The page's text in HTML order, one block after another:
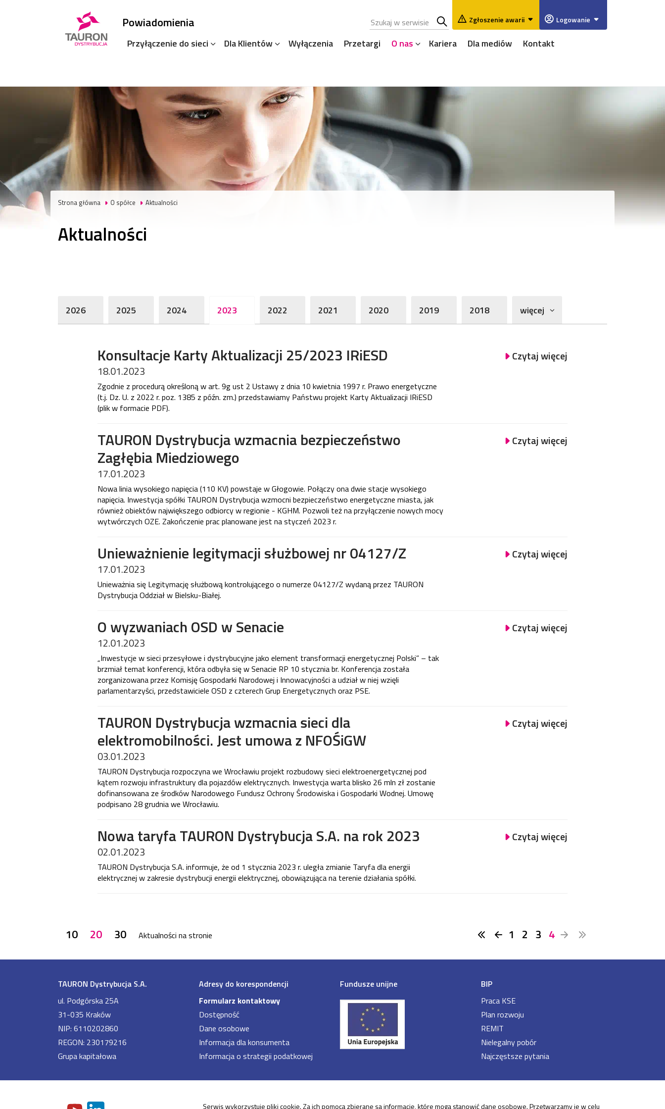
Powiadomienia Zgłoszenie awarii Logowanie
Przyłączenie do sieci Dla Klientów Wyłączenia Przetargi O nas Kariera Dla mediów Kontakt
Strona główna O spółce Aktualności
Aktualności
2026 2025 2024 2023 2022 2021 2020 2019 2018 więcej
Konsultacje Karty Aktualizacji 25/2023 IRiESD
18.01.2023
Zgodnie z procedurą określoną wart. 9g ust 2 Ustawy z dnia 10 kwietnia 1997 r. Prawo energetyczne
(t.j. Dz. U. z 2022 r. poz. 1385 z późn. zm.) przedstawiamy Państwu projekt Karty Aktualizacji IRiESD
(plik w formacie PDF).
Czytaj więcej
TAURON Dystrybucja wzmacnia bezpieczeństwo
Zagłębia Miedziowego
17.01.2023
Nowa linia wysokiego napięcia (110 KV) powstaje w Głogowie. Połączy ona dwie stacje wysokiego
napięcia. Inwestycja spółki TAURON Dystrybucja wzmocni bezpieczeństwo energetyczne miasta, jak
również obiektów największego odbiorcy w regionie - KGHM. Pozwoli też na przyłączenie nowych mocy
wytwórczych OZE. Zakończenie prac planowane jest na styczeń 2023 r.
Czytaj więcej
Unieważnienie legitymacji służbowej nr 04127/Z
17.01.2023
Unieważnia się Legitymację służbową kontrolującego o numerze 04127/Z wydaną przez TAURON
Dystrybucja Oddział w Bielsku-Białej.
Czytaj więcej
O wyzwaniach OSD w Senacie
12.01.2023
„Inwestycje w sieci przesyłowe i dystrybucyjne jako element transformacji energetycznej Polski” – tak
brzmiał temat konferencji, która odbyła się w Senacie RP 10 stycznia br. Konferencja została
zorganizowana przez Komisję Gospodarki Narodowej i Innowacyjności a udział w niej wzięli
parlamentarzyści, przedstawiciele OSD z czterech Grup Energetycznych oraz PSE.
Czytaj więcej
TAURON Dystrybucja wzmacnia sieci dla
elektromobilności. Jest umowa z NFOŚiGW
03.01.2023
TAURON Dystrybucja rozpoczyna we Wrocławiu projekt rozbudowy sieci elektroenergetycznej pod
kątem rozwoju infrastruktury dla pojazdów elektrycznych. Inwestycja warta blisko 26 mln zł zostanie
dofinansowana ze środków Narodowego Fundusz Ochrony Środowiska i Gospodarki Wodnej. Umowę
podpisano 28 grudnia we Wrocławiu.
Czytaj więcej
Nowa taryfa TAURON Dystrybucja S.A. na rok 2023
02.01.2023
TAURON Dystrybucja S.A. informuje, że od 1 stycznia 2023 r. uległa zmianie Taryfa dla energii
elektrycznej w zakresie dystrybucji energii elektrycznej, obowiązująca na terenie działania spółki.
Czytaj więcej
10 20 30 Aktualności na stronie 1 2 3 4
TAURON Dystrybucja S.A.
ul. Podgórska 25A
31-035 Kraków
NIP: 6110202860
REGON: 230179216
Grupa kapitałowa
Adresy do korespondencji
Formularz kontaktowy
Dostępność
Dane osobowe
Informacja dla konsumenta
Informacja o strategii podatkowej
Fundusze unijne
BIP
Praca KSE
Plan rozwoju
REMIT
Nielegalny pobór
Najczęstsze pytania
Serwis wykorzystuje pliki cookie. Za ich pomocą zbierane są informacje, które mogą stanowić dane osobowe. Przetwarzamy je w celu